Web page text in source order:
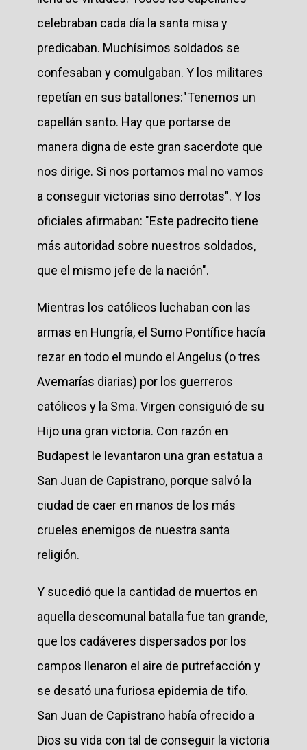
celebraban cada día la santa misa y
predicaban. Muchísimos soldados se
confesaban y comulgaban. Y los militares
repetían en sus batallones:"Tenemos un
capellán santo. Hay que portarse de
manera digna de este gran sacerdote que
nos dirige. Si nos portamos mal no vamos
a conseguir victorias sino derrotas". Y los
oficiales afirmaban: "Este padrecito tiene
más autoridad sobre nuestros soldados,
que el mismo jefe de la nación".
Mientras los católicos luchaban con las
armas en Hungría, el Sumo Pontífice hacía
rezar en todo el mundo el Angelus (o tres
Avemarías diarias) por los guerreros
católicos y la Sma. Virgen consiguió de su
Hijo una gran victoria. Con razón en
Budapest le levantaron una gran estatua a
San Juan de Capistrano, porque salvó la
ciudad de caer en manos de los más
crueles enemigos de nuestra santa
religión.
Y sucedió que la cantidad de muertos en
aquella descomunal batalla fue tan grande,
que los cadáveres dispersados por los
campos llenaron el aire de putrefacción y
se desató una furiosa epidemia de tifo.
San Juan de Capistrano había ofrecido a
Dios su vida con tal de conseguir la victoria